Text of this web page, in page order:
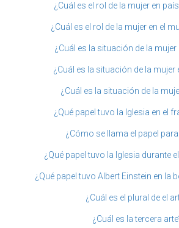
¿Cuál es el rol de la mujer en
¿Cuál es el rol de la mujer en el
¿Cuál es la situación de la mujer
¿Cuál es la situación de la mujer
¿Cuál es la situación de la
¿Qué papel tuvo la Iglesia en el
¿Cómo se llama el papel
¿Qué papel tuvo la Iglesia durante
¿Qué papel tuvo Albert Einstein en la
¿Cuál es el plural de el
¿Cuál es la tercera